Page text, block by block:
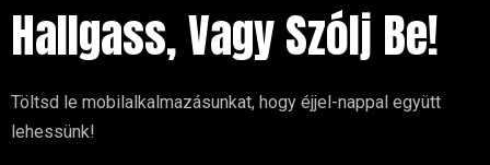
Hallgass, Vagy Szólj Be!
Töltsd le mobilalkalmazásunkat, hogy éjjel-nappal együtt
lehessünk!